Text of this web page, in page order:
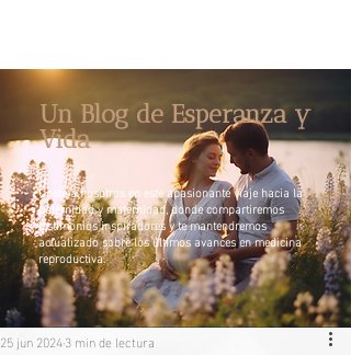
Un Blog de Esperanza y
Vida
Únete a nosotros en este apasionante viaje hacia la
paternidad y maternidad, donde compartiremos
testimonios inspiradores y te mantendremos
actualizado sobre los últimos avances en medicina
reproductiva.
25 jun 20243 min de lectura